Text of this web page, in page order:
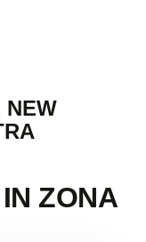
NEW
ZONA